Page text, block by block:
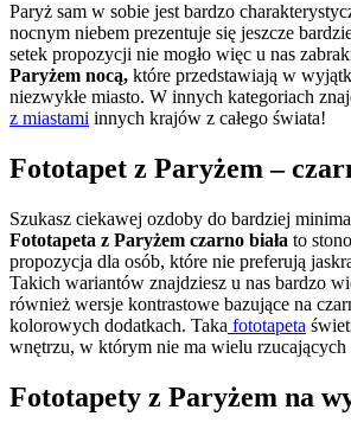
Paryż sam w sobie jest bardzo
nocnym niebem prezentuje się jeszcze
setek propozycji nie mogło więc u nas
Paryżem nocą, które przedstawiają w
niezwykłe miasto. W innych kategoriach
z miastami innych krajów z całego świata!
Fototapet z Paryżem –
Szukasz ciekawej ozdoby do bardziej
Fototapeta z Paryżem czarno biała to
propozycja dla osób, które nie preferują
Takich wariantów znajdziesz u nas bardzo
również wersje kontrastowe bazujące na
kolorowych dodatkach. Taka fototapeta
wnętrzu, w którym nie ma wielu
Fototapety z Paryżem na